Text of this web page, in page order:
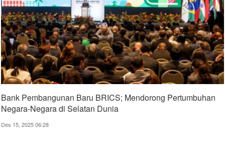
Bank Pembangunan Baru BRICS; Mendorong Pertumbuhan
Negara-Negara di Selatan Dunia
Des 15, 2025 06:28